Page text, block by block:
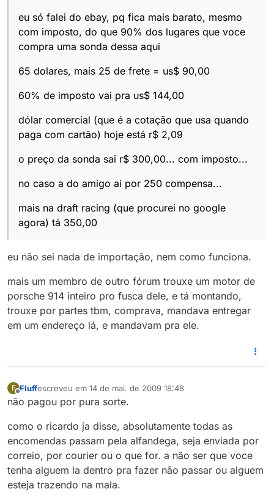
eu só falei do ebay, pq fica mais barato, mesmo
com imposto, do que 90% dos lugares que voce
compra uma sonda dessa aqui
65 dolares, mais 25 de frete = us$ 90,00
60% de imposto vai pra us$ 144,00
dólar comercial (que é a cotação que usa quando
paga com cartão) hoje está r$ 2,09
o preço da sonda sai r$ 300,00... com imposto...
no caso a do amigo ai por 250 compensa...
mais na draft racing (que procurei no google
agora) tá 350,00
eu não sei nada de importação, nem como funciona.
mais um membro de outro fórum trouxe um motor de
porsche 914 inteiro pro fusca dele, e tá montando,
trouxe por partes tbm, comprava, mandava entregar
em um endereço lá, e mandavam pra ele.
F Fluffescreveu em 14 de mai. de 2009 18:48
última edição por
não pagou por pura sorte.
como o ricardo ja disse, absolutamente todas as
encomendas passam pela alfandega, seja enviada por
correio, por courier ou o que for. a não ser que voce
tenha alguem la dentro pra fazer não passar ou alguem
esteja trazendo na mala.